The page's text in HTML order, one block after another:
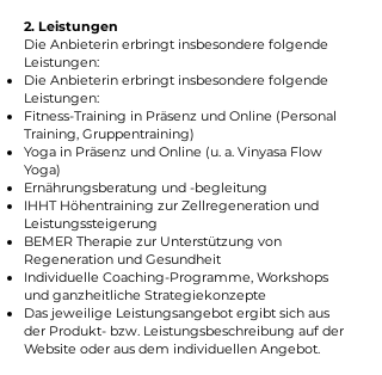
2. Leistungen
Die Anbieterin erbringt insbesondere folgende
Leistungen:
Die Anbieterin erbringt insbesondere folgende
Leistungen:
Fitness-Training in Präsenz und Online (Personal
Training, Gruppentraining)
Yoga in Präsenz und Online (u. a. Vinyasa Flow
Yoga)
Ernährungsberatung und -begleitung
IHHT Höhentraining zur Zellregeneration und
Leistungssteigerung
BEMER Therapie zur Unterstützung von
Regeneration und Gesundheit
Individuelle Coaching-Programme, Workshops
und ganzheitliche Strategiekonzepte
Das jeweilige Leistungsangebot ergibt sich aus
der Produkt- bzw. Leistungsbeschreibung auf der
Website oder aus dem individuellen Angebot.